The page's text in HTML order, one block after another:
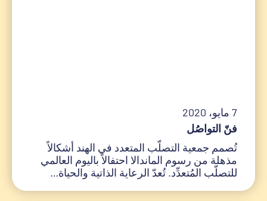
فنّ التواصُل
7 مايو، 2020
تُصمم جمعية التصلّب المتعدد في الهند أشكالاً
مذهلة من رسوم الماندالا احتفالاً باليوم العالمي
للتصلّب المُتعدِّد. تُعدّ الرعاية الذاتية والحياة…